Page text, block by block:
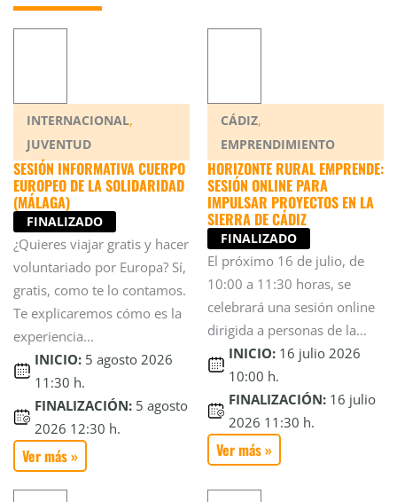
INTERNACIONAL,
JUVENTUD
SESIÓN INFORMATIVA CUERPO
EUROPEO DE LA SOLIDARIDAD
(MÁLAGA)
FINALIZADO
¿Quieres viajar gratis y hacer
voluntariado por Europa? Sí,
gratis, como te lo contamos.
Te explicaremos cómo es la
experiencia...
INICIO: 5 agosto 2026
11:30 h.
FINALIZACIÓN: 5 agosto
2026 12:30 h.
Ver más »
CÁDIZ,
EMPRENDIMIENTO
HORIZONTE RURAL EMPRENDE:
SESIÓN ONLINE PARA
IMPULSAR PROYECTOS EN LA
SIERRA DE CÁDIZ
FINALIZADO
El próximo 16 de julio, de
10:00 a 11:30 horas, se
celebrará una sesión online
dirigida a personas de la...
INICIO: 16 julio 2026
10:00 h.
FINALIZACIÓN: 16 julio
2026 11:30 h.
Ver más »